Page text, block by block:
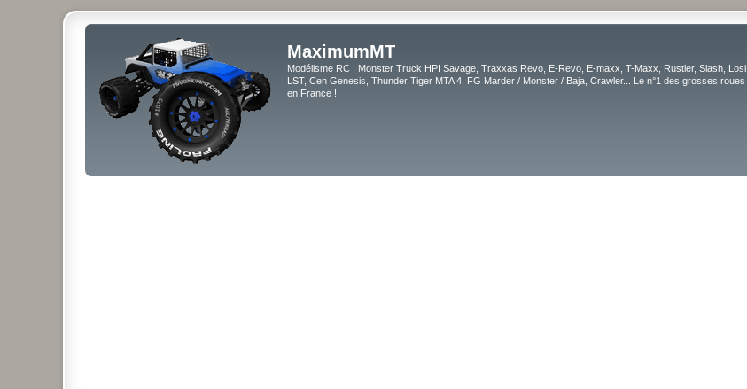
MaximumMT
Modélisme RC : Monster Truck HPI Savage, Traxxas Revo, E-Revo, E-maxx, T-Maxx, Rustler, Slash, Losi
LST, Cen Genesis, Thunder Tiger MTA 4, FG Marder / Monster / Baja, Crawler... Le n°1 des grosses roues
en France !